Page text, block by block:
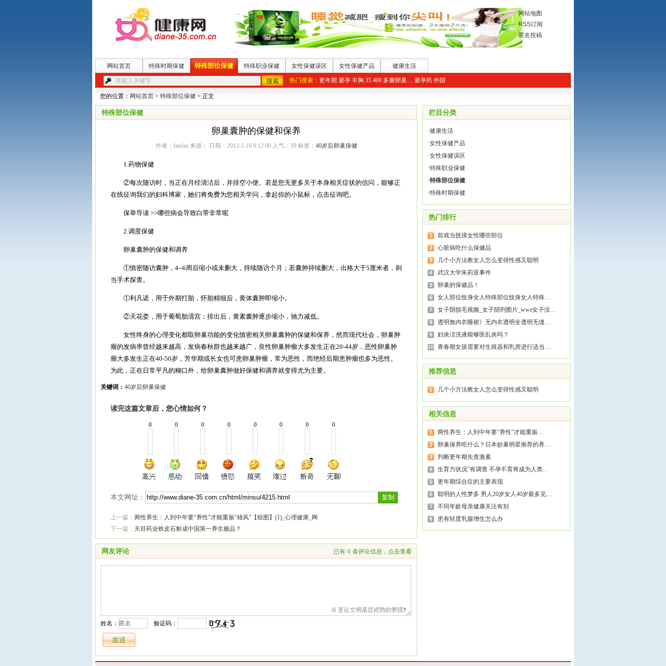
网站地图
RSS订阅
匿名投稿
网站首页 特殊时期保健 特殊部位保健 特殊职业保健 女性保健误区 女性保健产品 健康生活
热门搜索： 更年期 避孕 丰胸 35 400 多囊卵巢… 避孕药 外阴
您的位置： 网站首页 > 特殊部位保健 > 正文
特殊部位保健
卵巢囊肿的保健和保养
作者：fanfan 来源： 日期：2013-1-16 9:12:00 人气： 39标签： 40岁后卵巢保健
1.药物保健
②每次随访时，当正在月经清洁后，并排空小便。若是您无更多关于本身相关症状的信问，能够正
在线征询我们的妇科博家，她们将免费为您相关学问，拿起你的小鼠标，点击征询吧。
保举导读 >>哪些病会导致白带非常呢
2.调度保健
卵巢囊肿的保健和调养
①慎密随访囊肿，4--6周后缩小或未删大，持续随访个月；若囊肿持续删大，出格大于5厘米者，则
当手术探查。
①利凡诺，用于外期打胎，怀胎精细后，黄体囊肿即缩小。
②天花娄，用于葡萄胎清宫；排出后，黄素囊肿逐步缩小，驰力减低。
女性终身的心理变化都取卵巢功能的变化慎密相关卵巢囊肿的保健和保养，然而现代社会，卵巢肿
瘤的发病率曾经越来越高，发病春秋群也越来越广，良性卵巢肿瘤大多发生正在20-44岁，恶性卵巢肿
瘤大多发生正在40-50岁，芳华期或长女也可患卵巢肿瘤，常为恶性，而绝经后期患肿瘤也多为恶性。
为此，正在日常平凡的糊口外，给卵巢囊肿做好保健和调养就变得尤为主要。
关键词： 40岁后卵巢保健
读完这篇文章后，您心情如何？
0 0 0 0 0 0 0 0
本文网址：
上一篇： 两性养生：人到中年要“养性”才能重振“雄风”【组图】(1)_心理健康_网
下一篇： 天目药业铁皮石斛成中国第一养生极品？
已有 0 条评论信息，点击查看
网友评论
姓名： 验证码：
栏目分类
·健康生活
·女性保健产品
·女性保健误区
·特殊职业保健
·特殊部位保健
·特殊时期保健
热门排行
前戏当抚摸女性哪些部位
心脏病吃什么保健品
几个小方法教女人怎么变得性感又聪明
武汉大学朱莉亚事件
卵巢的保健品！
女人部位纹身女人特殊部位纹身女人特殊…
女子阴脱毛视频_女子阴刑图片_wwe女子没…
透明無內衣睡裙》无内衣透明全透明无缝…
妇炎洁洗液能够医乱炎吗？
青春期女孩需要对生殖器和乳房进行适当…
推荐信息
几个小方法教女人怎么变得性感又聪明
相关信息
两性养生：人到中年要“养性”才能重振…
卵巢保养吃什么？日本妙巢明星推荐的养…
判断更年期先查激素
生育力状况”有调查 不孕不育将成为人类…
更年期综合症的主要表现
聪明的人性梦多 男人20岁女人40岁最多见…
不同年龄母亲健康关注有别
患有轻度乳腺增生怎么办